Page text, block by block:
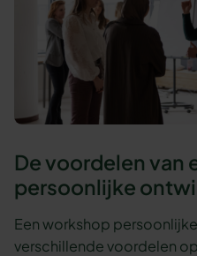
De voordelen van
persoonlijke
Een workshop
verschillende voordelen